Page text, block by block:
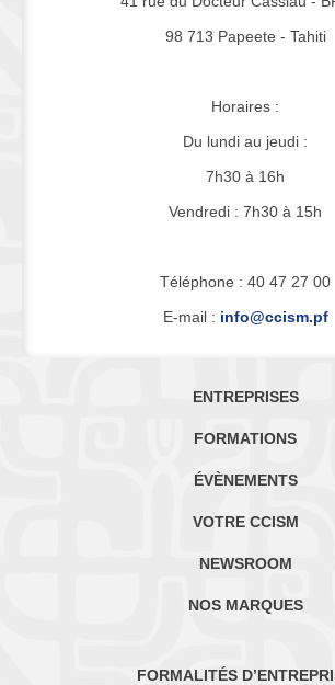
98 713 Papeete - Tahiti
Horaires :
Du lundi au jeudi :
7h30 à 16h
Vendredi : 7h30 à 15h
Téléphone : 40 47 27 00
E-mail : info@ccism.pf
ENTREPRISES
FORMATIONS
ÉVÈNEMENTS
VOTRE CCISM
NEWSROOM
NOS MARQUES
FORMALITÉS